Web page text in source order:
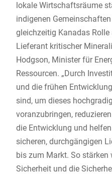
lokale Wirtschaftsräume
indigenen
gleichzeitig Kanadas
Lieferant kritischer
Hodgson, Minister für
Ressourcen. „Durch
und die frühen
sind, um dieses
voranzubringen,
die Entwicklung und
sicheren, durchgängigen
bis zum Markt. So
Sicherheit und die